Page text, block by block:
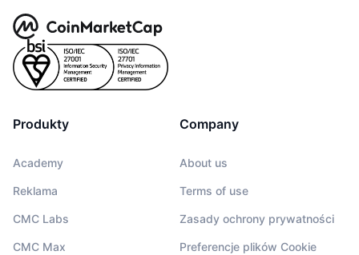
Produkty
Academy
Reklama
CMC Labs
CMC Max
Company
About us
Terms of use
Zasady ochrony prywatności
Preferencje plików Cookie